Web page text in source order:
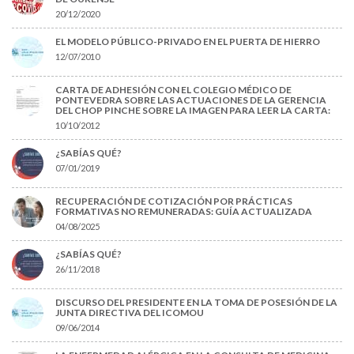
20/12/2020
EL MODELO PÚBLICO-PRIVADO EN EL PUERTA DE HIERRO
12/07/2010
CARTA DE ADHESIÓN CON EL COLEGIO MÉDICO DE
PONTEVEDRA SOBRE LAS ACTUACIONES DE LA GERENCIA
DEL CHOP PINCHE SOBRE LA IMAGEN PARA LEER LA CARTA:
10/10/2012
¿SABÍAS QUÉ?
07/01/2019
RECUPERACIÓN DE COTIZACIÓN POR PRÁCTICAS
FORMATIVAS NO REMUNERADAS: GUÍA ACTUALIZADA
04/08/2025
¿SABÍAS QUÉ?
26/11/2018
DISCURSO DEL PRESIDENTE EN LA TOMA DE POSESIÓN DE LA
JUNTA DIRECTIVA DEL ICOMOU
09/06/2014